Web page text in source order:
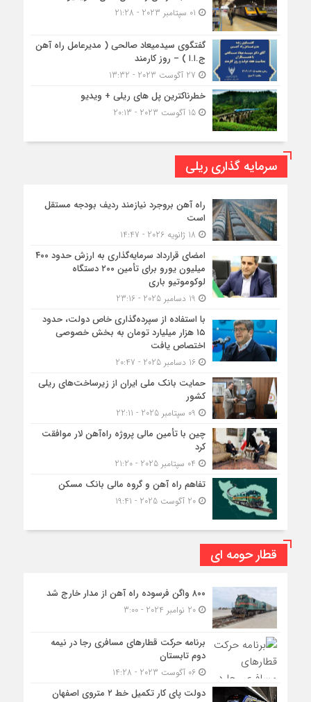
گفتگوی سیدمیعاد صالحی ( مدیرعامل راه آهن
ج.ا.ا ) – روز کارمند
خطرناکترین پل های ریلی + ویدیو
15 آگوست 2023 - 20:13
سرمایه گذاری ریلی
راه آهن بروجرد نیازمند ردیف بودجه مستقل
است
امضای قرارداد سرمایه‌گذاری به ارزش حدود ۴۰۰
میلیون یورو برای تأمین ۲۰۰ دستگاه
لوکوموتیو باری
با استفاده از سپرده‌گذاری خاص دولت، حدود
۱۵ هزار میلیارد تومان به بخش خصوصی
اختصاص یافت
16 دسامبر 2025 - 20:47
حمایت بانک ملی ایران از زیرساخت‌های ریلی
کشور
چین با تأمین مالی پروژه راه‌آهن لار موافقت
کرد
تفاهم راه آهن و گروه مالی بانک مسکن
20 آگوست 2025 - 19:41
قطار حومه ای
۸۰۰ واگن فرسوده راه آهن از مدار خارج شد
20 نوامبر 2024 - 3:00
برنامه حرکت قطارهای مسافری رجا در نیمه
دوم تابستان
06 آگوست 2023 - 14:28
دولت پای کار تکمیل خط ۲ متروی اصفهان